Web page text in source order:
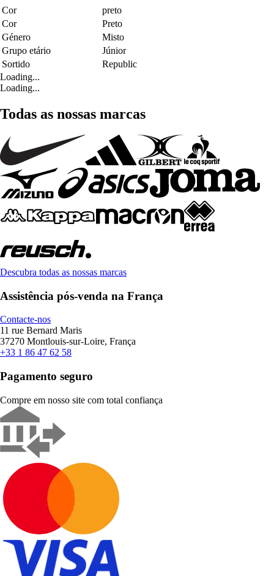
Cor
preto
Cor
Preto
Género
Misto
Grupo etário
Júnior
Sortido
Republic
Loading...
Loading...
Todas as nossas marcas
Descubra todas as nossas marcas
Assistência pós-venda na França
Contacte-nos
11 rue Bernard Maris
37270 Montlouis-sur-Loire, França
+33 1 86 47 62 58
Pagamento seguro
Compre em nosso site com total confiança